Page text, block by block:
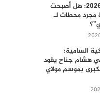
معركة 23 شتنبر 2026: هل أصبحت
مجرد محطات لـ
السامية:
هشام جناح يقود
بموسم مولاي